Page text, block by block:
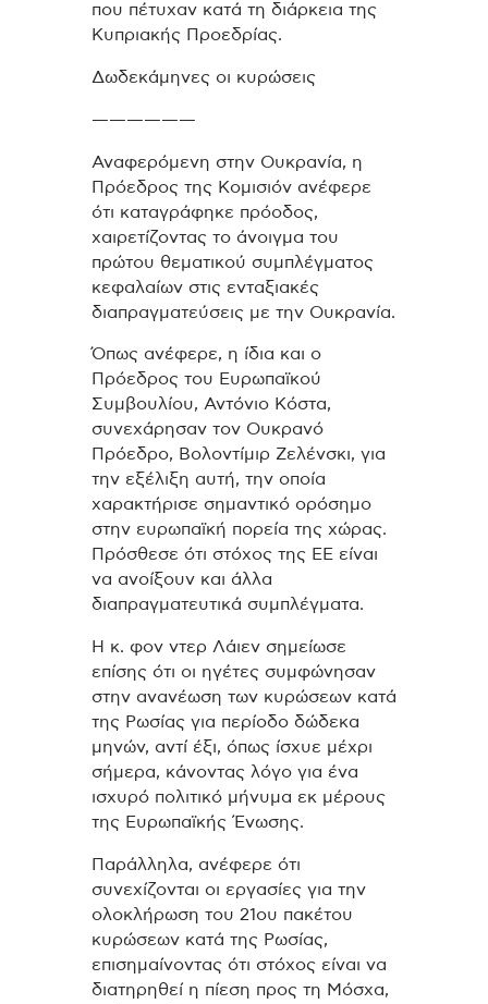
που πέτυχαν κατά τη διάρκεια της
Κυπριακής Προεδρίας.
Δωδεκάμηνες οι κυρώσεις
——————
Αναφερόμενη στην Ουκρανία, η
Πρόεδρος της Κομισιόν ανέφερε
ότι καταγράφηκε πρόοδος,
χαιρετίζοντας το άνοιγμα του
πρώτου θεματικού συμπλέγματος
κεφαλαίων στις ενταξιακές
διαπραγματεύσεις με την Ουκρανία.
Όπως ανέφερε, η ίδια και ο
Πρόεδρος του Ευρωπαϊκού
Συμβουλίου, Αντόνιο Κόστα,
συνεχάρησαν τον Ουκρανό
Πρόεδρο, Βολοντίμιρ Ζελένσκι, για
την εξέλιξη αυτή, την οποία
χαρακτήρισε σημαντικό ορόσημο
στην ευρωπαϊκή πορεία της χώρας.
Πρόσθεσε ότι στόχος της ΕΕ είναι
να ανοίξουν και άλλα
διαπραγματευτικά συμπλέγματα.
Η κ. φον ντερ Λάιεν σημείωσε
επίσης ότι οι ηγέτες συμφώνησαν
στην ανανέωση των κυρώσεων κατά
της Ρωσίας για περίοδο δώδεκα
μηνών, αντί έξι, όπως ίσχυε μέχρι
σήμερα, κάνοντας λόγο για ένα
ισχυρό πολιτικό μήνυμα εκ μέρους
της Ευρωπαϊκής Ένωσης.
Παράλληλα, ανέφερε ότι
συνεχίζονται οι εργασίες για την
ολοκλήρωση του 21ου πακέτου
κυρώσεων κατά της Ρωσίας,
επισημαίνοντας ότι στόχος είναι να
διατηρηθεί η πίεση προς τη Μόσχα,